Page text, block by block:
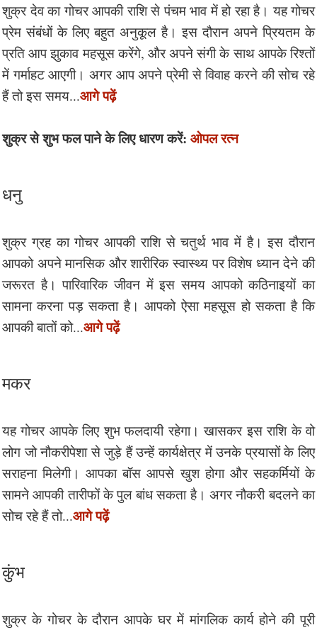
शुक्र देव का गोचर आपकी राशि से पंचम भाव में हो रहा है। यह गोचर
प्रेम संबंधों के लिए बहुत अनुकूल है। इस दौरान अपने प्रियतम के
प्रति आप झुकाव महसूस करेंगे, और अपने संगी के साथ आपके रिश्तों
में गर्माहट आएगी। अगर आप अपने प्रेमी से विवाह करने की सोच रहे
हैं तो इस समय...आगे पढ़ें
शुक्र से शुभ फल पाने के लिए धारण करें: ओपल रत्न
धनु
शुक्र ग्रह का गोचर आपकी राशि से चतुर्थ भाव में है। इस दौरान
आपको अपने मानसिक और शारीरिक स्वास्थ्य पर विशेष ध्यान देने की
जरूरत है। पारिवारिक जीवन में इस समय आपको कठिनाइयों का
सामना करना पड़ सकता है। आपको ऐसा महसूस हो सकता है कि
आपकी बातों को...आगे पढ़ें
मकर
यह गोचर आपके लिए शुभ फलदायी रहेगा। खासकर इस राशि के वो
लोग जो नौकरीपेशा से जुड़े हैं उन्हें कार्यक्षेत्र में उनके प्रयासों के लिए
सराहना मिलेगी। आपका बॉस आपसे खुश होगा और सहकर्मियों के
सामने आपकी तारीफों के पुल बांध सकता है। अगर नौकरी बदलने का
सोच रहे हैं तो...आगे पढ़ें
कुंभ
शुक्र के गोचर के दौरान आपके घर में मांगलिक कार्य होने की पूरी